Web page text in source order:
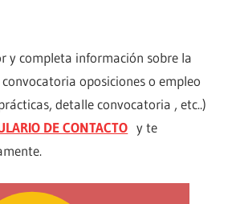
y completa información sobre la
oposiciones o empleo
detalle convocatoria , etc..)
DE CONTACTO y te